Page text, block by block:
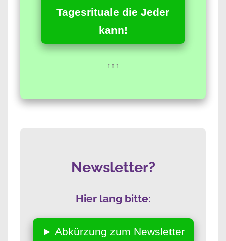
Tagesrituale die Jeder
kann!
↑↑↑
Newsletter?
Hier lang bitte:
► Abkürzung zum Newsletter